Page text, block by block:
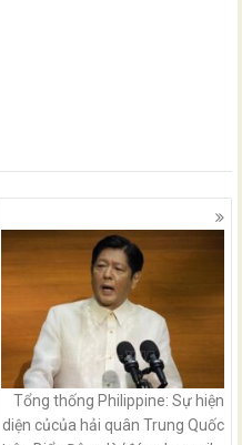
Tổng thống Philippine: Sự hiện
diện củcủa hải quân Trung Quốc